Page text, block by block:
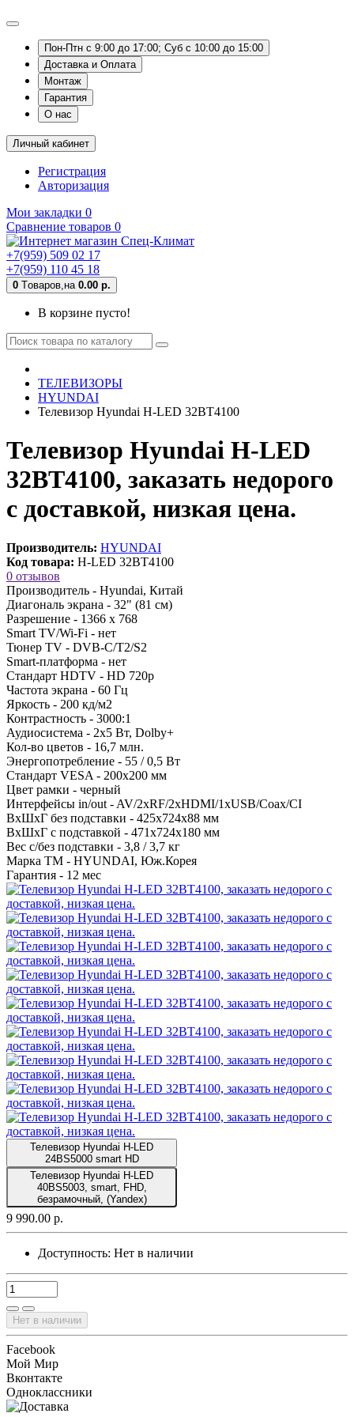
Пон-Птн с 9:00 до 17:00; Суб с 10:00 до 15:00
Доставка и Оплата
Монтаж
Гарантия
О нас
Личный кабинет
Регистрация
Авторизация
Мои закладки 0
Сравнение товаров 0
+7(959) 509 02 17
+7(959) 110 45 18
0 Tоваров,на 0.00 р.
В корзине пусто!
ТЕЛЕВИЗОРЫ
HYUNDAI
Телевизор Hyundai H-LED 32BT4100
Телевизор Hyundai H-LED
32BT4100, заказать недорого
с доставкой, низкая цена.
Производитель: HYUNDAI
Код товара: H-LED 32BT4100
0 отзывов
Производитель - Hyundai, Китай
Диагональ экрана - 32" (81 см)
Разрешение - 1366 х 768
Smart TV/Wi-Fi - нет
Тюнер TV - DVB-C/T2/S2
Smart-платформа - нет
Стандарт HDTV - HD 720p
Частота экрана - 60 Гц
Яркость - 200 кд/м2
Контрастность - 3000:1
Аудиосистема - 2х5 Вт, Dolby+
Кол-во цветов - 16,7 млн.
Энергопотребление - 55 / 0,5 Вт
Стандарт VESA - 200х200 мм
Цвет рамки - черный
Интерфейсы in/out - AV/2xRF/2xHDMI/1xUSB/Coax/CI
ВхШхГ без подставки - 425х724х88 мм
ВхШхГ с подставкой - 471x724x180 мм
Вес с/без подставки - 3,8 / 3,7 кг
Марка ТМ - HYUNDAI, Юж.Корея
Гарантия - 12 мес
Телевизор Hyundai H-LED
24BS5000 smart HD
Телевизор Hyundai H-LED
40BS5003, smart, FHD,
безрамочный, (Yandex)
9 990.00 р.
Доступность: Нет в наличии
Нет в наличии
Facebook
Мой Мир
Вконтакте
Одноклассники